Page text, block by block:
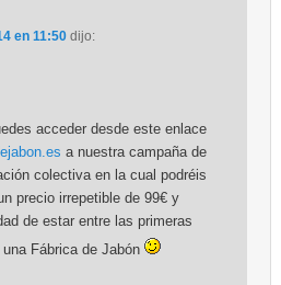
en 11:50 dijo:
acceder desde este enlace
a nuestra campaña de
colectiva en la cual podréis
precio irrepetible de 99€ y
de estar entre las primeras
Fábrica de Jabón